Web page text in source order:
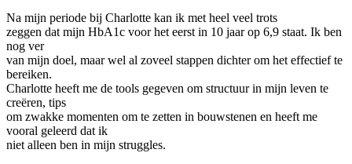
Na mijn periode bij Charlotte kan ik met heel veel trots
zeggen dat mijn HbA1c voor het eerst in 10 jaar op 6,9 staat. Ik ben
nog ver
van mijn doel, maar wel al zoveel stappen dichter om het effectief te
bereiken.
Charlotte heeft me de tools gegeven om structuur in mijn leven te
creëren, tips
om zwakke momenten om te zetten in bouwstenen en heeft me
vooral geleerd dat ik
niet alleen ben in mijn struggles.